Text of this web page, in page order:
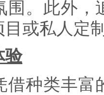
围。此外
或私人定
验
借种类丰富